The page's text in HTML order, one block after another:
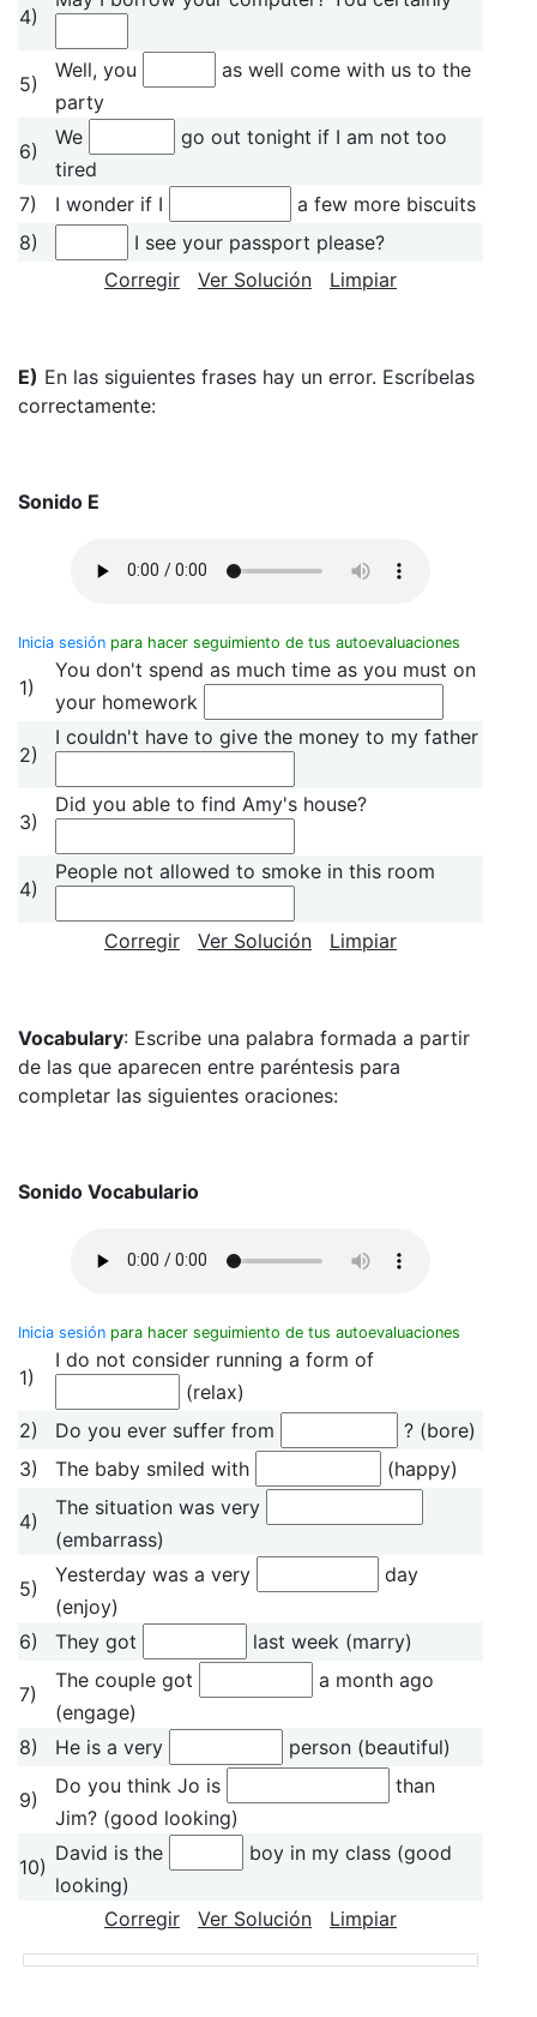
4)
5)
Well, you
as well come with us to the
party
6)
We
go out tonight if I am not too
tired
7)
I wonder if I
a few more biscuits
8)
I see your passport please?
Corregir
Ver Solución Limpiar
E) En las siguientes frases hay un error. Escríbelas
correctamente:
Sonido E
Inicia sesión para hacer seguimiento de tus autoevaluaciones
1)
You don't spend as much time as you must on
your homework
2)
I couldn't have to give the money to my father
3)
Did you able to find Amy's house?
4)
People not allowed to smoke in this room
Corregir Ver Solución Limpiar
Vocabulary: Escribe una palabra formada a partir
de las que aparecen entre paréntesis para
completar las siguientes oraciones:
Sonido Vocabulario
Inicia sesión para hacer seguimiento de tus autoevaluaciones
1)
I do not consider running a form of
(relax)
2)
Do you ever suffer from
? (bore)
3)
The baby smiled with (happy)
4)
The situation was very
(embarrass)
5)
Yesterday was a very
day
(enjoy)
6)
They got last week (marry)
7)
The couple got
a month ago
(engage)
8)
He is a very person (beautiful)
9)
Do you think Jo is
than
Jim? (good looking)
10)
David is the
boy in my class (good
looking)
Corregir
Ver Solución Limpiar